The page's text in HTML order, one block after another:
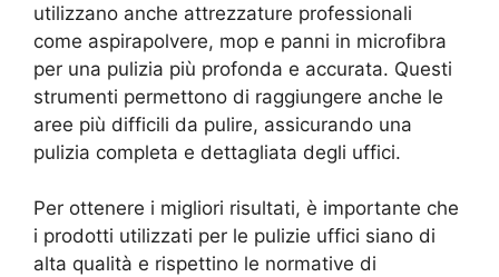
utilizzano anche attrezzature professionali
come aspirapolvere, mop e panni in microfibra
per una pulizia più profonda e accurata. Questi
strumenti permettono di raggiungere anche le
aree più difficili da pulire, assicurando una
pulizia completa e dettagliata degli uffici.
Per ottenere i migliori risultati, è importante che
i prodotti utilizzati per le pulizie uffici siano di
alta qualità e rispettino le normative di